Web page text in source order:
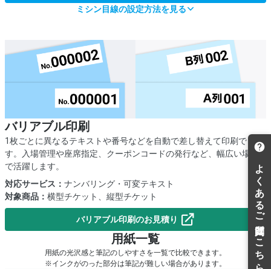
ミシン目線の設定方法を見る
バリアブル印刷
1枚ごとに異なるテキストや番号などを自動で差し替えて印刷できま
す。入場管理や座席指定、クーポンコードの発行など、幅広い場面
で活躍します。
対応サービス： ナンバリング・可変テキスト
対象商品： 横型チケット、縦型チケット
バリアブル印刷のお見積り
用紙一覧
用紙の光沢感と筆記のしやすさを一覧で比較できます。
※インクがのった部分は筆記が難しい場合があります。